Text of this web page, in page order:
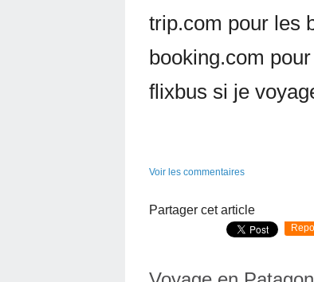
trip.com pour les
booking.com
flixbus si je
Voir les commentaires
Partager cet article